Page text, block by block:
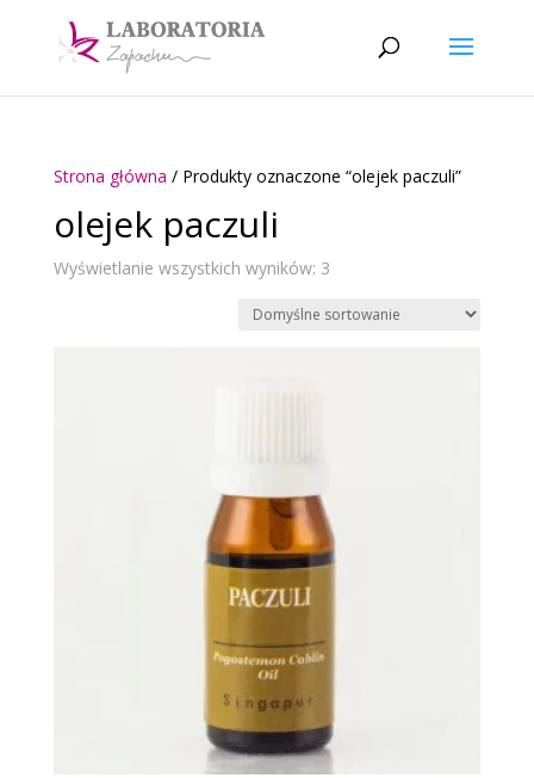
Strona główna / Produkty oznaczone “olejek paczuli”
olejek paczuli
Wyświetlanie wszystkich wyników: 3